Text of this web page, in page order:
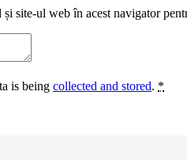
site-ul web în acest navigator
is being collected and stored. *